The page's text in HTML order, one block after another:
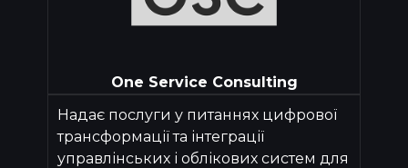
One Service Consulting
Надає послуги у питаннях цифрової
трансформації та інтеграції
управлінських і облікових систем для